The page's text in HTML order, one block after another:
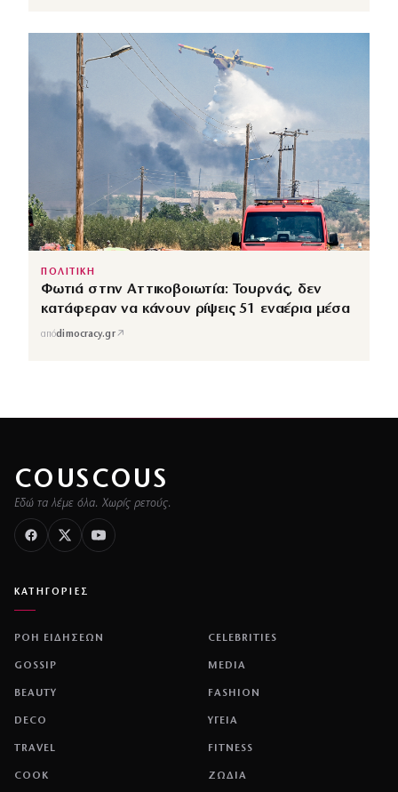
ΠΟΛΙΤΙΚΗ
Φωτιά στην Αττικοβοιωτία: Τουρνάς, δεν
κατάφεραν να κάνουν ρίψεις 51 εναέρια μέσα
απόdimocracy.gr↗
COUSCOUS
Εδώ τα λέμε όλα. Χωρίς ρετούς.
ΚΑΤΗΓΟΡΙΕΣ
ΡΟΗ ΕΙΔΗΣΕΩΝ CELEBRITIES
GOSSIP MEDIA
BEAUTY FASHION
DECO ΥΓΕΙΑ
TRAVEL FITNESS
COOK ΖΩΔΙΑ